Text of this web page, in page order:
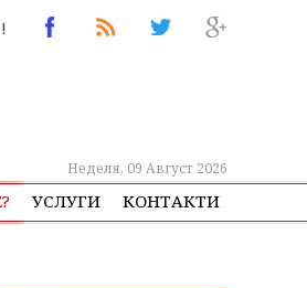
!
Неделя, 09 Август 2026
УСЛУГИ КОНТАКТИ